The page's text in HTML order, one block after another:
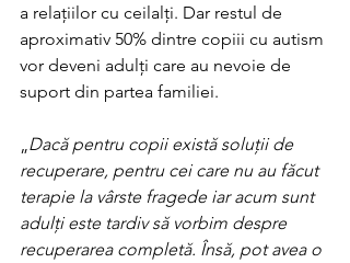
a relațiilor cu ceilalți. Dar restul de
aproximativ 50% dintre copiii cu autism
vor deveni adulți care au nevoie de
suport din partea familiei.
Dacă pentru copii există soluții de
recuperare, pentru cei care nu au făcut
terapie la vârste fragede iar acum sunt
adulți este tardiv să vorbim despre
recuperarea completă. Însă, pot avea o